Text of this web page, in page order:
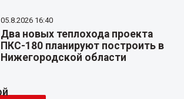
05.8.2026 16:40
Два новых теплохода проекта
ПКС-180 планируют построить в
Нижегородской области